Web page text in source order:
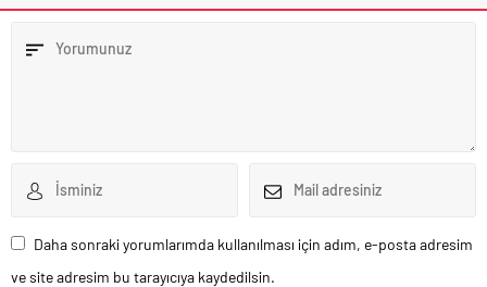
Daha sonraki yorumlarımda kullanılması için adım, e-posta adresim
ve site adresim bu tarayıcıya kaydedilsin.